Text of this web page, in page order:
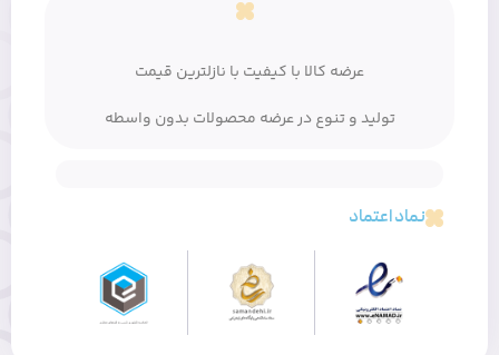
عرضه کالا با کیفیت با نازلترین قیمت
تولید و تنوع در عرضه محصولات بدون واسطه
نماد اعتماد